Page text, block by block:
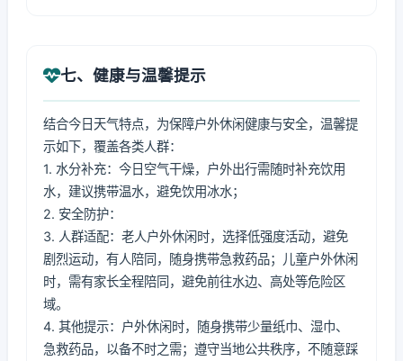
七、健康与温馨提示
结合今日天气特点，为保障户外休闲健康与安全，温馨提
示如下，覆盖各类人群：
1. 水分补充：今日空气干燥，户外出行需随时补充饮用
水，建议携带温水，避免饮用冰水；
2. 安全防护：
3. 人群适配：老人户外休闲时，选择低强度活动，避免
剧烈运动，有人陪同，随身携带急救药品；儿童户外休闲
时，需有家长全程陪同，避免前往水边、高处等危险区
域。
4. 其他提示：户外休闲时，随身携带少量纸巾、湿巾、
急救药品，以备不时之需；遵守当地公共秩序，不随意踩